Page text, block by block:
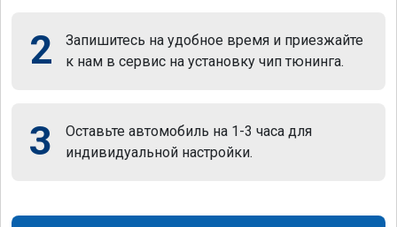
2
Запишитесь на удобное время и приезжайте
к нам в сервис на установку чип тюнинга.
3
Оставьте автомобиль на 1-3 часа для
индивидуальной настройки.